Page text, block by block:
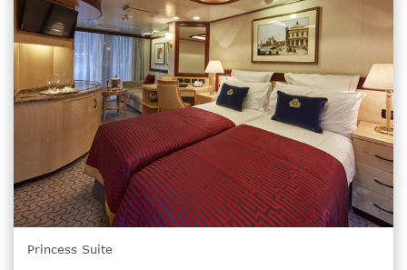
Princess Suite